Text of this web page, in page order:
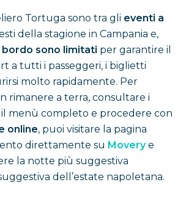
Tortuga sono tra gli eventi a
della stagione in Campania e,
bordo sono limitati per garantire il
a tutti i passeggeri, i biglietti
molto rapidamente. Per
rimanere a terra, consultare i
il menù completo e procedere con
online, puoi visitare la pagina
direttamente su Moverye
la notte più suggestiva
dell’estate napoletana.